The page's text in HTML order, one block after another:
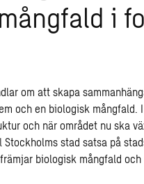
i
om att skapa
och en biologisk
och när området nu ska
stad satsa på
biologisk mångfald